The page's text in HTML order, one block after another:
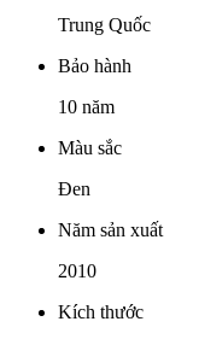
Trung Quốc
Bảo hành
10 năm
Màu sắc
Đen
Năm sản xuất
2010
Kích thước